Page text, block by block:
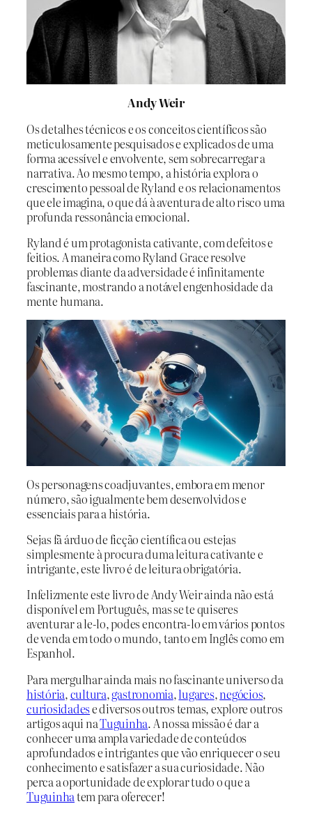
Andy Weir
Os detalhes técnicos e os conceitos científicos são
meticulosamente pesquisados e explicados de uma
forma acessível e envolvente, sem sobrecarregar a
narrativa. Ao mesmo tempo, a história explora o
crescimento pessoal de Ryland e os relacionamentos
que ele imagina, o que dá à aventura de alto risco uma
profunda ressonância emocional.
Ryland é um protagonista cativante, com defeitos e
feitios. A maneira como Ryland Grace resolve
problemas diante da adversidade é infinitamente
fascinante, mostrando a notável engenhosidade da
mente humana.
Os personagens coadjuvantes, embora em menor
número, são igualmente bem desenvolvidos e
essenciais para a história.
Sejas fã árduo de ficção científica ou estejas
simplesmente à procura duma leitura cativante e
intrigante, este livro é de leitura obrigatória.
Infelizmente este livro de Andy Weir ainda não está
disponível em Português, mas se te quiseres
aventurar a le-lo, podes encontra-lo em vários pontos
de venda em todo o mundo, tanto em Inglês como em
Espanhol.
Para mergulhar ainda mais no fascinante universo da
história,cultura,gastronomia,lugares,negócios,
curiosidadese diversos outros temas, explore outros
artigos aqui naTuguinha. A nossa missão é dar a
conhecer uma ampla variedade de conteúdos
aprofundados e intrigantes que vão enriquecer o seu
conhecimento e satisfazer a sua curiosidade. Não
perca a oportunidade de explorar tudo o que a
Tuguinhatem para oferecer!